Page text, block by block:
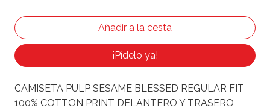
¡Pídelo ya!
CAMISETA PULP SESAME BLESSED REGULAR FIT
100% COTTON PRINT DELANTERO Y TRASERO